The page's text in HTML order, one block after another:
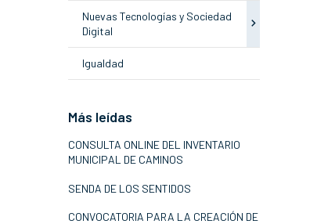
Nuevas Tecnologías y Sociedad
Digital
Igualdad
Más leídas
CONSULTA ONLINE DEL INVENTARIO
MUNICIPAL DE CAMINOS
SENDA DE LOS SENTIDOS
CONVOCATORIA PARA LA CREACIÓN DE